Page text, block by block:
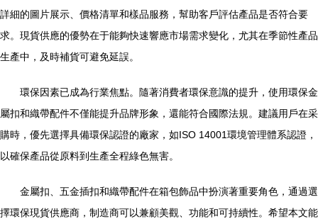
詳細的圖片展示、價格清單和樣品服務，幫助客戶評估產品是否符合要
求。現貨供應的優勢在于能夠快速響應市場需求變化，尤其在季節性產品
生產中，及時補貨可避免延誤。
環保因素已成為行業焦點。隨著消費者環保意識的提升，使用環保金
屬扣和織帶配件不僅能提升品牌形象，還能符合國際法規。建議用戶在采
購時，優先選擇具備環保認證的廠家，如ISO 14001環境管理體系認證，
以確保產品從原料到生產全程綠色無害。
金屬扣、五金插扣和織帶配件在箱包飾品中扮演著重要角色，通過選
擇環保現貨供應商，制造商可以兼顧美觀、功能和可持續性。希望本文能